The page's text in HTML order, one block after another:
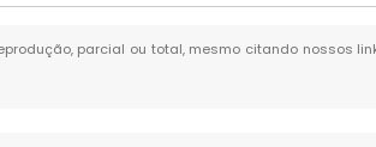
parcial ou total, mesmo citando nossos